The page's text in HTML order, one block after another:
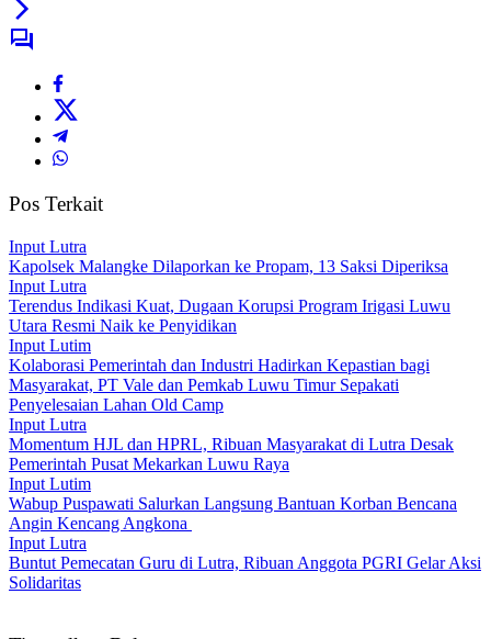
Pos Terkait
Input Lutra
Kapolsek Malangke Dilaporkan ke Propam, 13 Saksi Diperiksa
Input Lutra
Terendus Indikasi Kuat, Dugaan Korupsi Program Irigasi Luwu
Utara Resmi Naik ke Penyidikan
Input Lutim
Kolaborasi Pemerintah dan Industri Hadirkan Kepastian bagi
Masyarakat, PT Vale dan Pemkab Luwu Timur Sepakati
Penyelesaian Lahan Old Camp
Input Lutra
Momentum HJL dan HPRL, Ribuan Masyarakat di Lutra Desak
Pemerintah Pusat Mekarkan Luwu Raya
Input Lutim
Wabup Puspawati Salurkan Langsung Bantuan Korban Bencana
Angin Kencang Angkona ‎
Input Lutra
Buntut Pemecatan Guru di Lutra, Ribuan Anggota PGRI Gelar Aksi
Solidaritas